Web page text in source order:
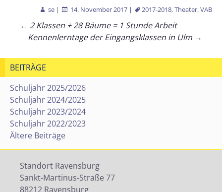
se | 14. November 2017 | 2017-2018,Theater,VAB
Beitragsnavigation
← 2 Klassen + 28 Bäume = 1 Stunde Arbeit
Kennenlerntage der Eingangsklassen in Ulm →
BEITRÄGE
Schuljahr 2025/2026
Schuljahr 2024/2025
Schuljahr 2023/2024
Schuljahr 2022/2023
Ältere Beiträge
Standort Ravensburg
Sankt-Martinus-Straße 77
88212 Ravensburg